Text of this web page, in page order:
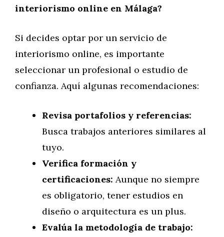
interiorismo online en Málaga?
Si decides optar por un servicio de
interiorismo online, es importante
seleccionar un profesional o estudio de
confianza. Aquí algunas recomendaciones:
Revisa portafolios y referencias:
Busca trabajos anteriores similares al
tuyo.
Verifica formación y
certificaciones: Aunque no siempre
es obligatorio, tener estudios en
diseño o arquitectura es un plus.
Evalúa la metodología de trabajo: